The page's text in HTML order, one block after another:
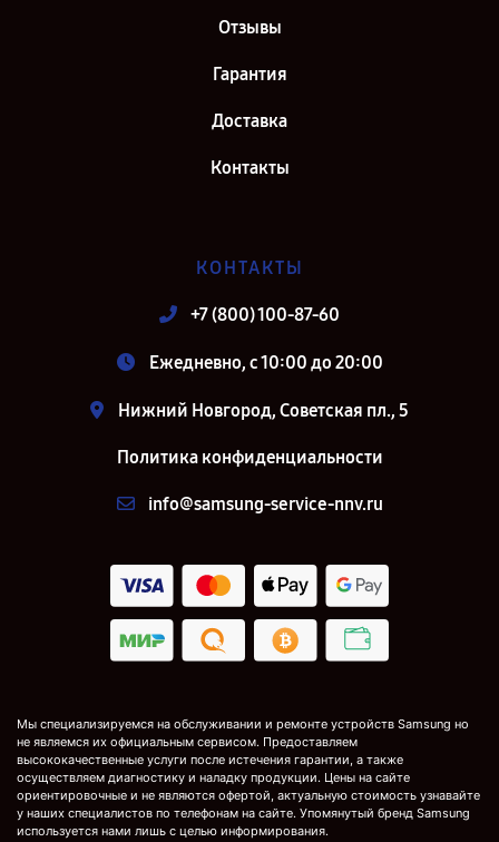
Отзывы
Гарантия
Доставка
Контакты
КОНТАКТЫ
+7 (800) 100-87-60
Ежедневно, с 10:00 до 20:00
Нижний Новгород, Советская пл., 5
Политика конфиденциальности
info@samsung-service-nnv.ru
Мы специализируемся на обслуживании и ремонте устройств Samsung но
не являемся их официальным сервисом. Предоставляем
высококачественные услуги после истечения гарантии, а также
осуществляем диагностику и наладку продукции. Цены на сайте
ориентировочные и не являются офертой, актуальную стоимость узнавайте
у наших специалистов по телефонам на сайте. Упомянутый бренд Samsung
используется нами лишь с целью информирования.